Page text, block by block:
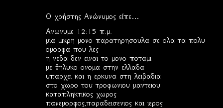
Ο χρήστης Ανώνυμος είπε…
Ανωνυμε 12:15 π.μ.
μια μικρη μονο παρατηρησουλα σε ολα τα πολυ
ομορφα που λες
η νεδα δεν ειναι το μονο ποταμι
με θηλυκο ονομα στην ελλαδα
υπαρχει και η ερκυνα στη λειβαδια
στο χωρο του τροφωνιου μαντειου
καταπληκτικος χωρος
πανεμορφος,παραδεισενιος και ιερος